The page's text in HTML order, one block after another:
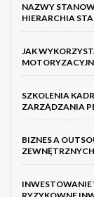
NAZWY
HIERARCHIA
JAK
SZKOLENIA
ZARZĄDZANIA
BIZNES A
INWESTOWANIE